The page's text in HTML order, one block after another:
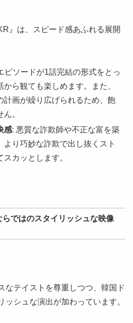
』は、スピード感あふれる展開
ピソードが1話完結の形式をとっ
ら観ても楽しめます。また、
計画が繰り広げられるため、飽
。
感: 悪質な詐欺師や不正な富を築
より巧妙な詐欺で出し抜くスト
カッとします。
ではのスタイリッシュな映像
なテイストを尊重しつつ、韓国ド
ッシュな演出が加わっています。